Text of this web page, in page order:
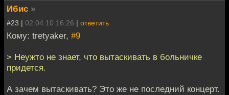
Ибис »
#23 | 02.04.10 16:26 | ответить
Кому: tretyaker, #9
> Неужто не знает, что вытаскивать в больничке
придется.
А зачем вытаскивать? Это же не последний концерт.